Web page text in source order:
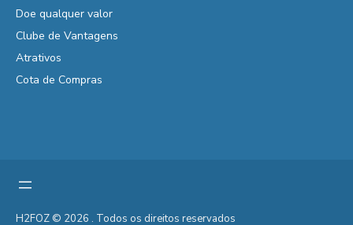
Doe qualquer valor
Clube de Vantagens
Atrativos
Cota de Compras
H2FOZ © 2026 . Todos os direitos reservados